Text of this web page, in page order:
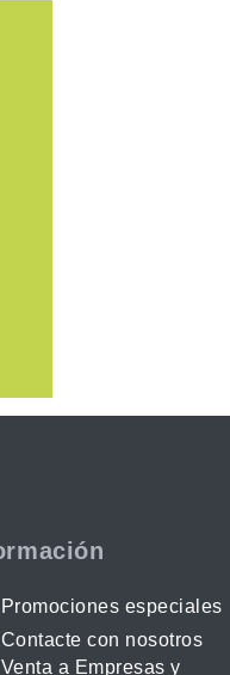
Promociones especiales
Contacte con nosotros
Venta a Empresas y